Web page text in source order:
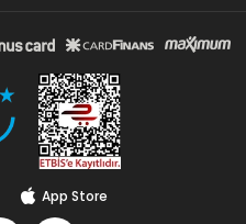
App Store